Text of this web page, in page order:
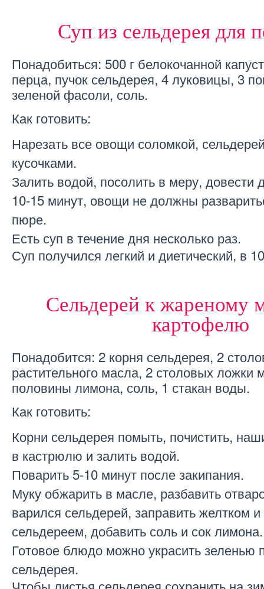
Суп из сельдерея для
Понадобиться: 500 г белокочанной
перца, пучок сельдерея, 4 луковицы, 3
зеленой фасоли, соль.
Как готовить:
Нарезать все овощи соломкой,
кусочками.
Залить водой, посолить в меру, довести
10-15 минут, овощи не должны
пюре.
Есть суп в течение дня несколько раз.
Суп получился легкий и диетический, в
Сельдерей к жареному
картофелю
Понадобится: 2 корня сельдерея, 2
растительного масла, 2 столовых ложки
половины лимона, соль, 1 стакан воды.
Как готовить:
Корни сельдерея помыть, почистить,
в кастрюлю и залить водой.
Поварить 5-10 минут после закипания.
Муку обжарить в масле, разбавить
варился сельдерей, заправить желтком
сельдереем, добавить соль и сок лимона.
Готовое блюдо можно украсить зеленью
сельдерея.